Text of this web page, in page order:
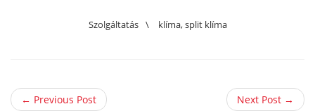
Szolgáltatás \ klíma,split klíma
← Previous Post Next Post →